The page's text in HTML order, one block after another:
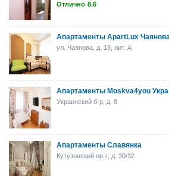
Отлично 8.6
Апартаменты ApartLux
ул. Чаянова, д. 18, лит. А
Апартаменты Moskva4you
Украинский б-р, д. 8
Апартаменты Славянка
Кутузовский пр-т, д. 30/32